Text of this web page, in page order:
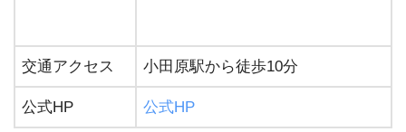
交通アクセス 小田原駅から徒歩10分
公式HP 公式HP